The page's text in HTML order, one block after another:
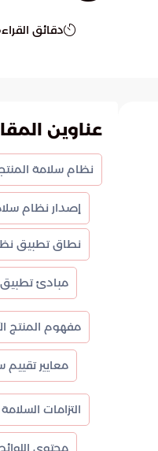
دقائق
عناوين
نظام سلامة
إصدار نظام
نطاق تطبيق
مبادئ تطبيق
مفهوم المنتج
معايير تقييم
التزامات
محتوى